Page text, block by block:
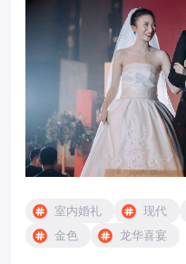
室内婚礼 现代
金色
龙华喜宴